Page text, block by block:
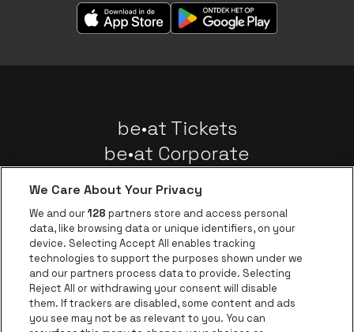
be•at Tickets
be•at Corporate
Nieuws
Instagram
Facebook
Threads
TiktokYoutube
Ga naar de website van AFAS Software logo
Ga naar de website van Lotto
Ga naar de
Ga naar de website van Trixxo
We Care About Your Privacy
We and our128 partners store and access personal
data, like browsing data or unique identifiers, on your
device. Selecting Accept All enables tracking
technologies to support the purposes shown under we
and our partners process data to provide. Selecting
Reject All or withdrawing your consent will disable
them. If trackers are disabled, some content and ads
you see may not be as relevant to you. You can